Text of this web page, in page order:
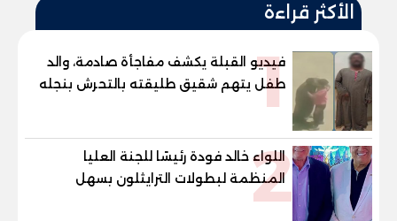
الأكثر قراءة
1
فيديو القبلة يكشف مفاجأة صادمة، والد
طفل يتهم شقيق طليقته بالتحرش بنجله
في القليوبية
2
اللواء خالد فودة رئيسًا للجنة العليا
المنظمة لبطولات الترايثلون بسهل
حشيش